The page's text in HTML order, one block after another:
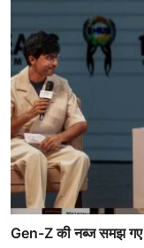
Gen-Z की नब्ज समझ गए